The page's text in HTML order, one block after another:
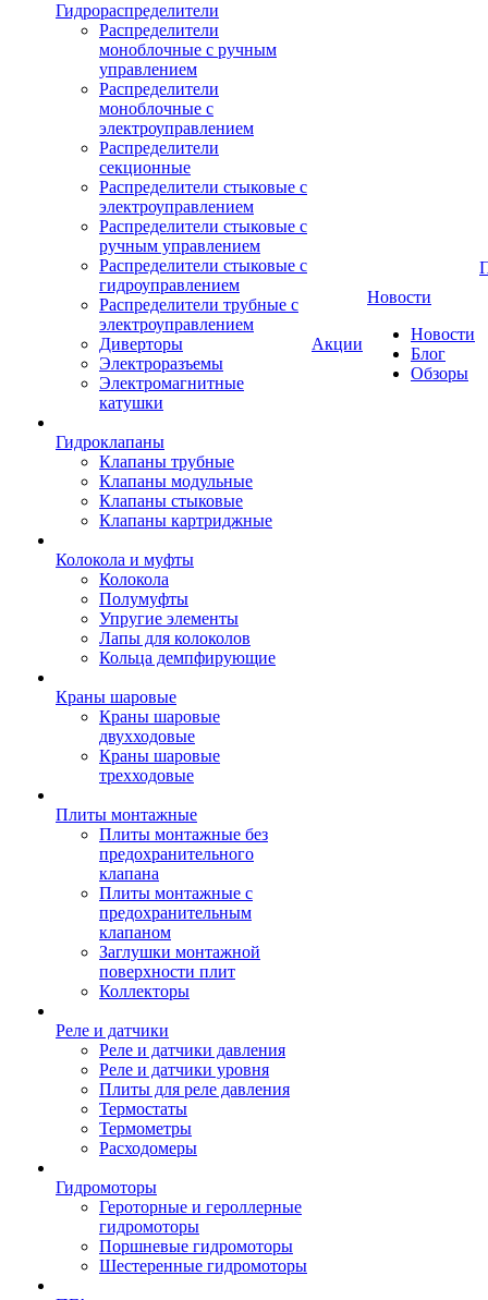
Гидрораспределители
Распределители
моноблочные с ручным
управлением
Распределители
моноблочные с
электроуправлением
Распределители
секционные
Распределители стыковые с
электроуправлением
Распределители стыковые с
ручным управлением
Распределители стыковые с
гидроуправлением
Распределители трубные с
электроуправлением
Диверторы
Электроразъемы
Электромагнитные
катушки
Гидроклапаны
Клапаны трубные
Клапаны модульные
Клапаны стыковые
Клапаны картриджные
Колокола и муфты
Колокола
Полумуфты
Упругие элементы
Лапы для колоколов
Кольца демпфирующие
Краны шаровые
Краны шаровые
двухходовые
Краны шаровые
трехходовые
Плиты монтажные
Плиты монтажные без
предохранительного
клапана
Плиты монтажные с
предохранительным
клапаном
Заглушки монтажной
поверхности плит
Коллекторы
Реле и датчики
Реле и датчики давления
Реле и датчики уровня
Плиты для реле давления
Термостаты
Термометры
Расходомеры
Гидромоторы
Героторные и героллерные
гидромоторы
Поршневые гидромоторы
Шестеренные гидромоторы
Акции
Новости
Новости
Блог
Обзоры